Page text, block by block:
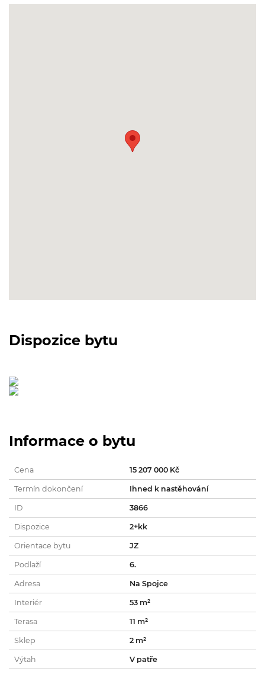
Dispozice bytu
Informace o bytu
Cena 15 207 000 Kč
Termín dokončení Ihned k nastěhování
ID 3866
Dispozice 2+kk
Orientace bytu JZ
Podlaží 6.
Adresa Na Spojce
Interiér 53 m²
Terasa 11 m²
Sklep 2 m²
Výtah V patře